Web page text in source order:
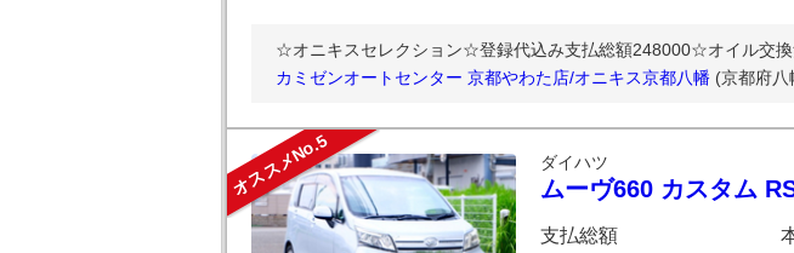
☆オニキスセレクション☆登録代込み支払総額248000☆オイル交
カミゼンオートセンター 京都やわた店/オニキス京都八幡 (京都府八
オススメNo.5 ダイハツ
ムーヴ660 カスタム
支払総額